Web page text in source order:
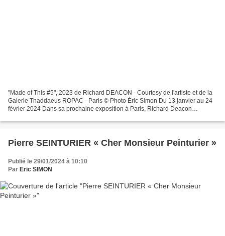
"Made of This #5", 2023 de Richard DEACON - Courtesy de l'artiste et de la
Galerie Thaddaeus ROPAC - Paris © Photo Éric Simon Du 13 janvier au 24
février 2024 Dans sa prochaine exposition à Paris, Richard Deacon
Pierre SEINTURIER « Cher Monsieur Peinturier »
Publié le 29/01/2024 à 10:10
Par Eric SIMON